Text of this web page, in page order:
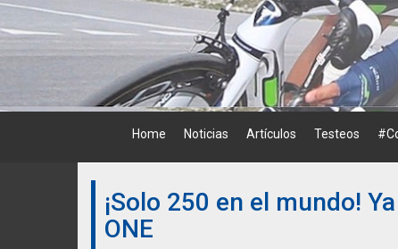
Skip
to
Home Noticias Artículos Testeos
¡Solo 250 en el mundo!
ONE